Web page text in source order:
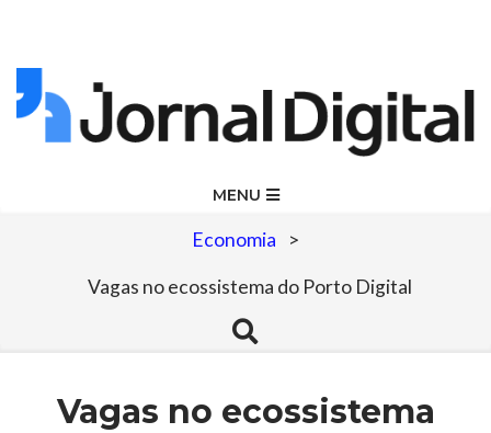
Skip
to
Jornal
Digital
MENU
Economia >
Vagas no ecossistema do Porto Digital
Search
Vagas no ecossistema